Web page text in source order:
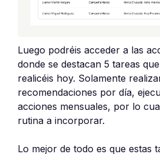
Luego podréis acceder a las
donde se destacan 5 tareas
realicéis hoy. Solamente
recomendaciones por día,
acciones mensuales, por lo
rutina a incorporar.
Lo mejor de todo es que estas